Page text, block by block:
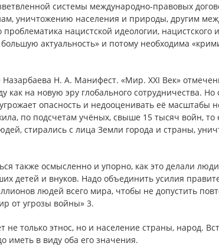
системы международно-правовых
уничтожению населения и природы, другим
нацистской идеологии, нацистского
актуальность» и потому необходима
Н. А. Манифест. «Мир. XXI Век»
как на новую эру глобального сотрудничества. Но
опасность и недооценивать её масштабы
по подсчетам учёных, свыше 15 тысяч войн, то
стирались с лица Земли города и страны,
также осмысленно и упорно, как это делали
детей и внуков. Надо объединить усилия
людей всего мира, чтобы не допустить
от угрозы войны» 3.
не только этнос, но и население страны, народ.
иметь в виду оба его значения.